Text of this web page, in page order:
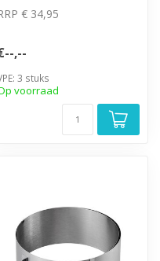
€ 34,95
,--
3 stuks
voorraad